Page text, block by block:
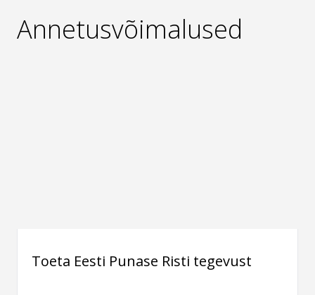
Annetusvõimalused
Toeta Eesti Punase Risti tegevust